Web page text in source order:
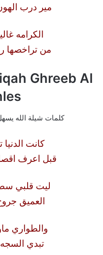
مير درب
الكرامه
من تراخصها
Ghreeb Al
كلمات شيلة الله
كانت
قبل اعرف
ليت قلبي
العميق
والطواري
تبدي